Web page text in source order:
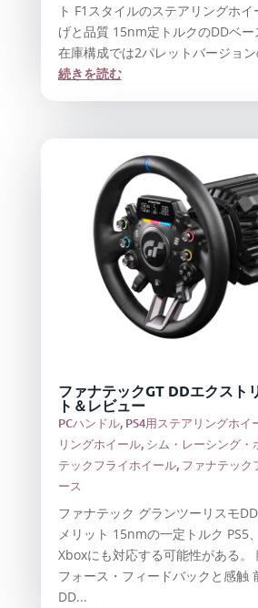
ト F1スタイルのステアリングホ
げと品質 15nm定トルクのDDベー
在庫構成では2パレットバージョ
続きを読む
ファナテックGT DDエクスト
ト＆レビュー
PCハンドル, PS4用ステアリングホイ
リングホイール, シム・レーシング・
テックフライホイール, ファナテック
ース
ファナテック グランツーリスモ
メリット 15nmの一定トルク PS5
Xboxにも対応する可能性がある。
フォース・フィードバックと感触
DD...